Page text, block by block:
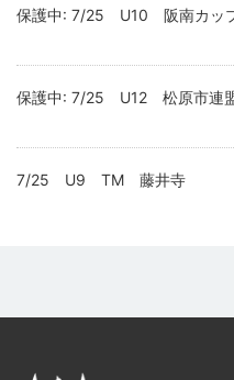
保護中: 7/25 U10 阪南カッ
保護中: 7/25 U12 松原市連盟
7/25 U9 TM 藤井寺